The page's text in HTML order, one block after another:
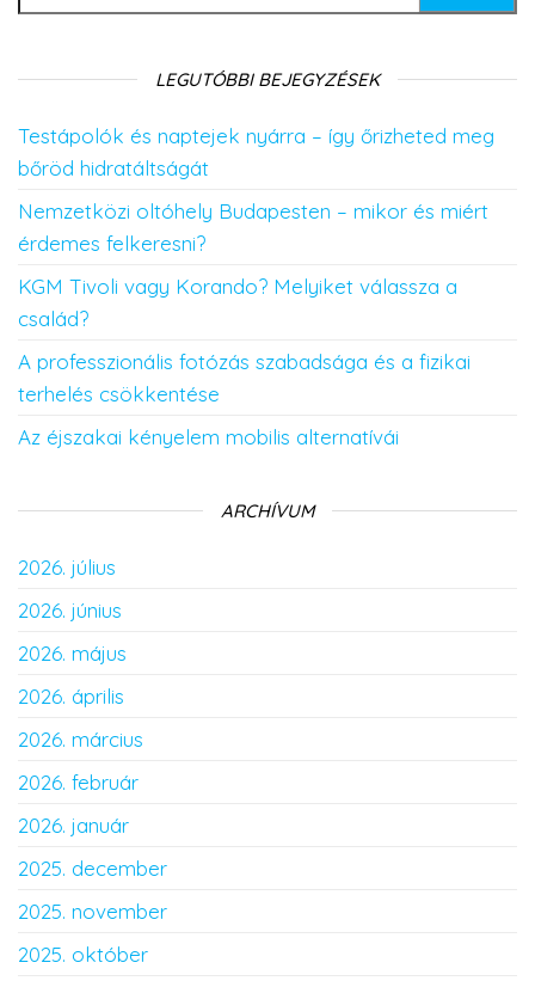
LEGUTÓBBI BEJEGYZÉSEK
Testápolók és naptejek nyárra – így őrizheted meg
bőröd hidratáltságát
Nemzetközi oltóhely Budapesten – mikor és miért
érdemes felkeresni?
KGM Tivoli vagy Korando? Melyiket válassza a
család?
A professzionális fotózás szabadsága és a fizikai
terhelés csökkentése
Az éjszakai kényelem mobilis alternatívái
ARCHÍVUM
2026. július
2026. június
2026. május
2026. április
2026. március
2026. február
2026. január
2025. december
2025. november
2025. október